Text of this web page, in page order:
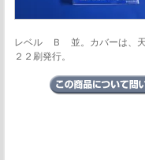
レベル Ｂ 並。カバーは、天
２２刷発行。